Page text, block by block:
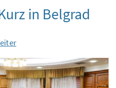
in Belgrad